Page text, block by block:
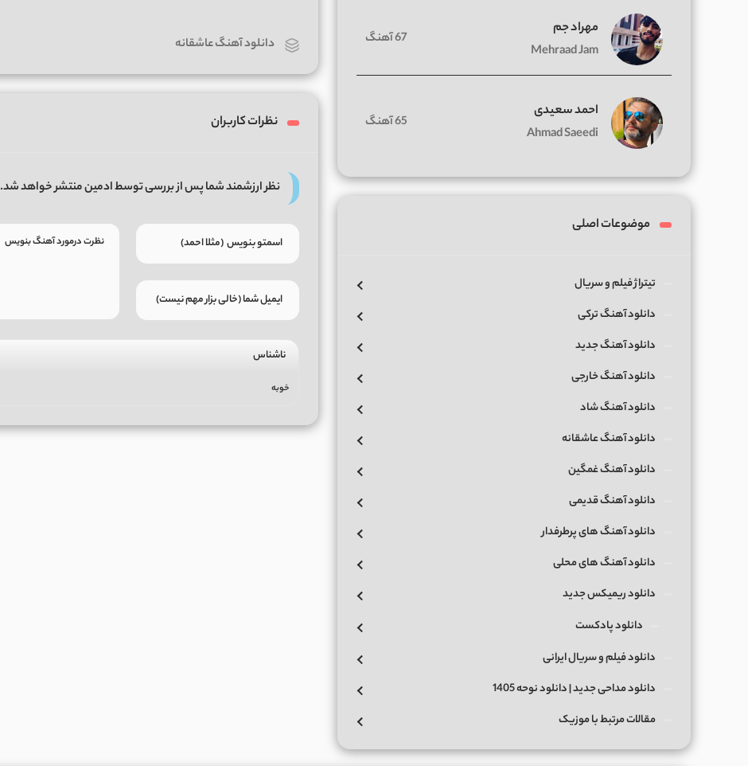
دانلود آهنگ عاشقانه
نظرات کاربران
نظر ارزشمند شما پس از بررسی توسط ادمین منتشر خواهد شد.
ناشناس
خوبه
مهراد جم
Mehraad Jam
67 آهنگ
احمد سعیدی
Ahmad Saeedi
65 آهنگ
موضوعات اصلی
تیتراژ فیلم و سریال
دانلود آهنگ ترکی
دانلود آهنگ جدید
دانلود آهنگ خارجی
دانلود آهنگ شاد
دانلود آهنگ عاشقانه
دانلود آهنگ غمگین
دانلود آهنگ قدیمی
دانلود آهنگ های پرطرفدار
دانلود آهنگ های محلی
دانلود ریمیکس جدید
دانلود پادکست
دانلود فیلم و سریال ایرانی
دانلود مداحی جدید | دانلود نوحه 1405
مقالات مرتبط با موزیک